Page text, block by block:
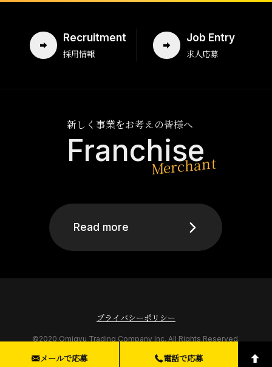
メールで応募 電話で応募
Recruitment
採用情報
Job Entry
求人応募
新しく事業をお考えの皆様へ
Franchise
Read more
プライバシーポリシー
©2020 Omigyu Trading Company Inc. All Rights Reserved.